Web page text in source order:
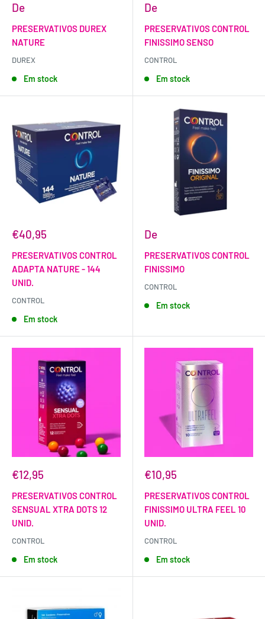
De
PRESERVATIVOS DUREX
NATURE
DUREX
Em stock
De
PRESERVATIVOS CONTROL
FINISSIMO SENSO
CONTROL
Em stock
€40,95
PRESERVATIVOS CONTROL
ADAPTA NATURE - 144
UNID.
CONTROL
Em stock
De
PRESERVATIVOS CONTROL
FINISSIMO
CONTROL
Em stock
€12,95
PRESERVATIVOS CONTROL
SENSUAL XTRA DOTS 12
UNID.
CONTROL
Em stock
€10,95
PRESERVATIVOS CONTROL
FINISSIMO ULTRA FEEL 10
UNID.
CONTROL
Em stock